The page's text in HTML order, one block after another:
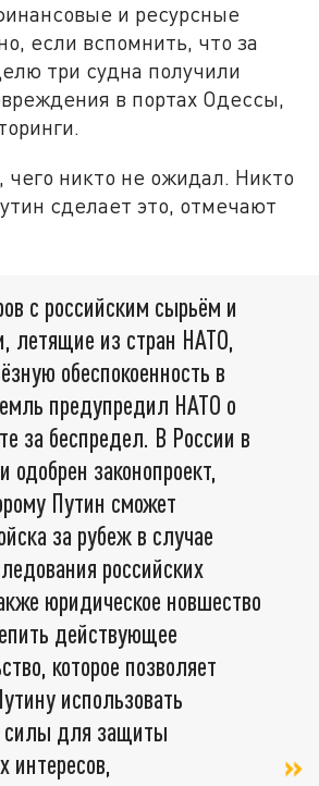
и ресурсные
если вспомнить, что за
три судна получили
в портах Одессы,
чего никто не ожидал. Никто
сделает это, отмечают
с российским сырьём и
летящие из стран НАТО,
обеспокоенность в
предупредил НАТО о
за беспредел. В России в
одобрен законопроект,
Путин сможет
за рубеж в случае
российских
юридическое новшество
действующее
которое позволяет
использовать
силы для защиты
интересов,